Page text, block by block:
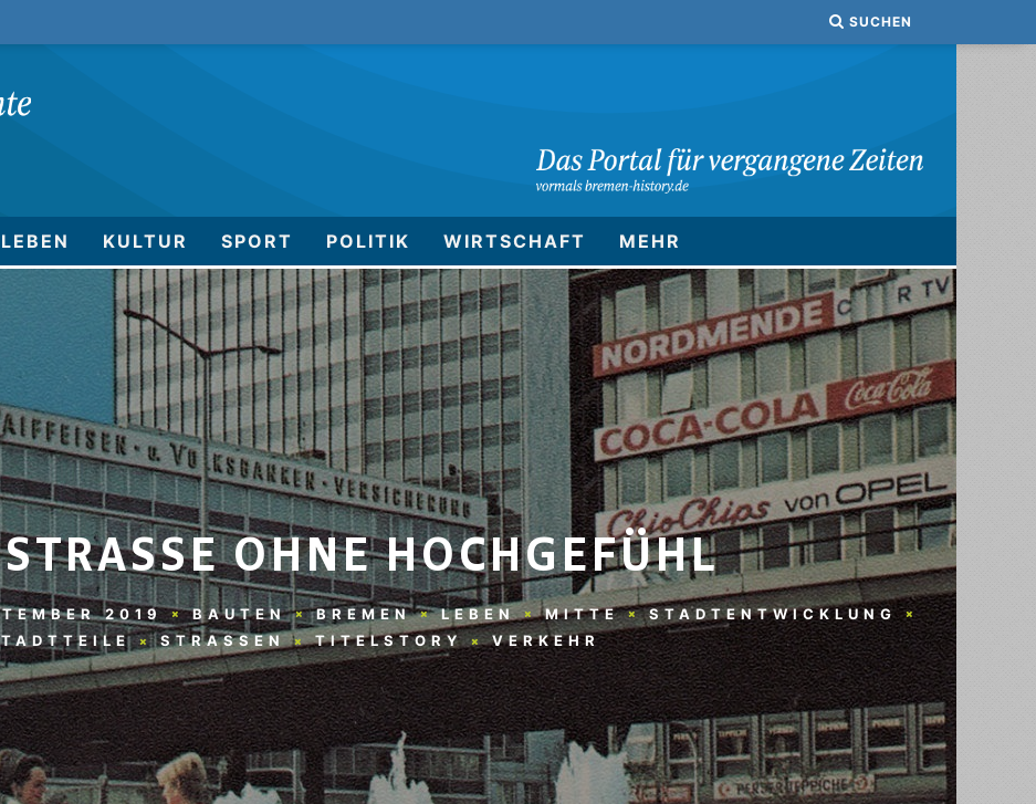
SUCHEN
LEBEN KULTUR SPORT POLITIK WIRTSCHAFT MEHR
OHNE HOCHGEFÜHL
2019 BAUTEN BREMEN LEBEN MITTE
STADTENTWICKLUNG
STRASSEN TITELSTORY VERKEHR